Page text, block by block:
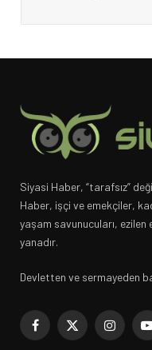
Siyasi Haber, “tarafsız”
Haber, işçi ve emekçiler,
yaşam savunucuları,
yanadır.
Devletten ve sermayeden
Facebook
X